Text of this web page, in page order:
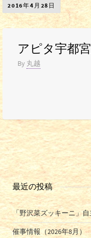
2016年4月28日
アピタ宇都
By 丸越
最近の投稿
「野沢菜ズッキーニ」
催事情報（2026年8月）